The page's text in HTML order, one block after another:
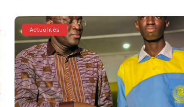
Actualités